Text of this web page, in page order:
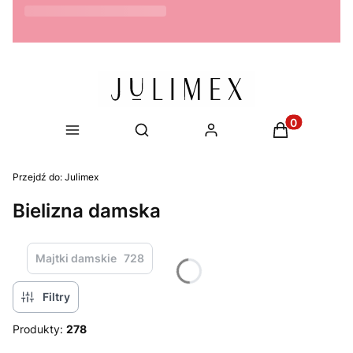
Otwórz wyszukiwarkęProdukty w
Przejdź do: Julimex
Bielizna damska
Majtki damskie 728
Filtry
Produkty: 278